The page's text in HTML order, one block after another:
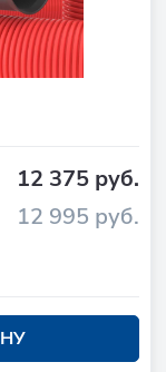
12 375 руб.
12 995 руб.